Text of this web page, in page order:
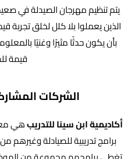
يتم تنظيم مهرجان الصيدلة في
الذين يعملوا بلا كلل لخلق تجربة
بأن يكون حدثًا مثيرًا وغنيًا
قيمة
الشركات
أكاديمية ابن سينا للتدريبهي
برامج تدريبية للصيادلة وغيرهم